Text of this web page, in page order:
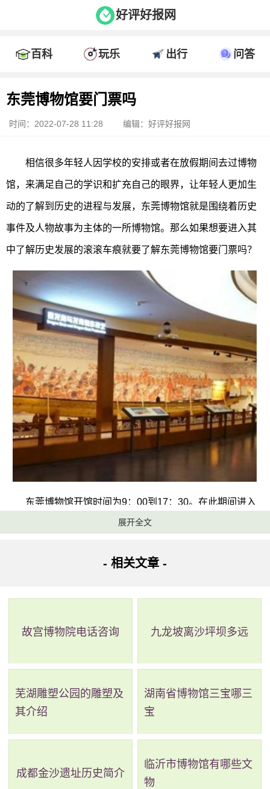
好评好报网
百科 玩乐 出行 问答
东莞博物馆要门票吗
时间：2022-07-28 11:28 编辑：好评好报网
相信很多年轻人因学校的安排或者在放假期间去过博物
馆，来满足自己的学识和扩充自己的眼界，让年轻人更加生
动的了解到历史的进程与发展，东莞博物馆就是围绕着历史
事件及人物故事为主体的一所博物馆。那么如果想要进入其
中了解历史发展的滚滚车痕就要了解东莞博物馆要门票吗？
东莞博物馆开馆时间为9：00到17：30。在此期间进入
博物馆参观是不要门票的。东莞博物馆属于国家二级博物
观，来使青少年充分了解过去的人文历史事件。同时也是家
常精致，相信很多女孩子都会非常喜欢，所以如果还不知道
领着另一半去哪里旅游，可以来东莞博物馆试一试，各种藏
品的做工只会比你想象中的更加惊艳，相信如果去了东莞博
扩充自身的眼界，了解过去的历史发展。
展开全文
- 相关文章 -
故宫博物院电话咨询 九龙坡离沙坪坝多远
芜湖雕塑公园的雕塑及
其介绍
湖南省博物馆三宝哪三
宝
成都金沙遗址历史简介
临沂市博物馆有哪些文
物